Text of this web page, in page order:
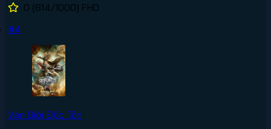
0 (814/1000) FHD
#4
Vạn Giới Độc Tôn